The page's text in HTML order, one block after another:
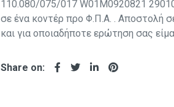
110.080/075/017 W01M0920821
σε ένα κοντέρ προ Φ.Π.Α. . Αποστολή
και για οποιαδήποτε ερώτηση σας
Share on: